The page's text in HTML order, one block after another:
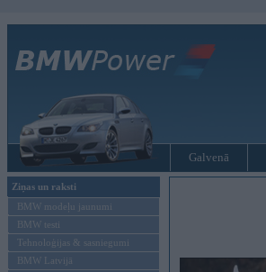
Galvenā
Ziņas un raksti
BMW modeļu jaunumi
BMW testi
Tehnoloģijas & sasniegumi
BMW Latvijā